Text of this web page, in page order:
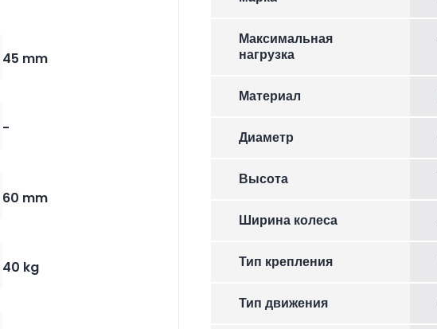
45 mm
-
60 mm
40 kg
Максимальная
нагрузка
Материал
Диаметр
Высота
Ширина колеса
Тип крепления
Тип движения